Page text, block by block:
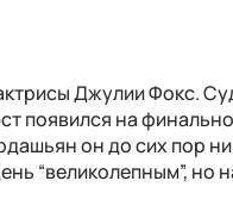
Джулии Фокс.
появился на
он до сих пор
“великолепным”, но